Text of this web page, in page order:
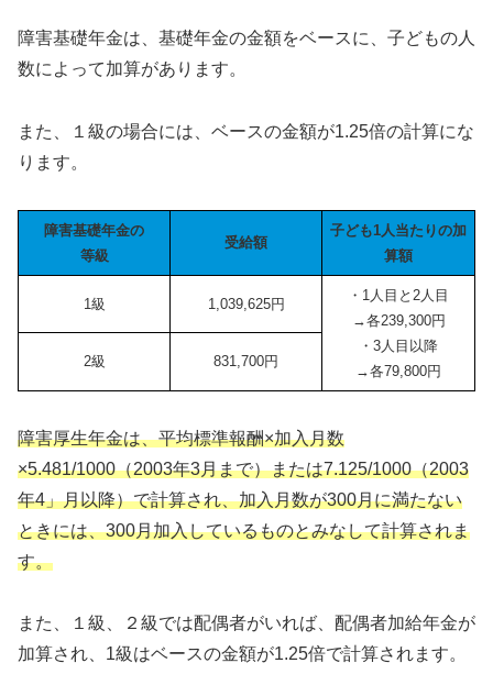
障害基礎年金は、基礎年金の金額をベースに、子どもの人
数によって加算があります。
また、１級の場合には、ベースの金額が1.25倍の計算にな
ります。
障害基礎年金の
等級
受給額
子ども1人当たりの加
算額
1級 1,039,625円
・1人目と2人目
→各239,300円
・3人目以降
→各79,800円
2級 831,700円
障害厚生年金は、平均標準報酬×加入月数
×5.481/1000（2003年3月まで）または7.125/1000（2003
年4」月以降）で計算され、加入月数が300月に満たない
ときには、300月加入しているものとみなして計算されま
す。
また、１級、２級では配偶者がいれば、配偶者加給年金が
加算され、1級はベースの金額が1.25倍で計算されます。